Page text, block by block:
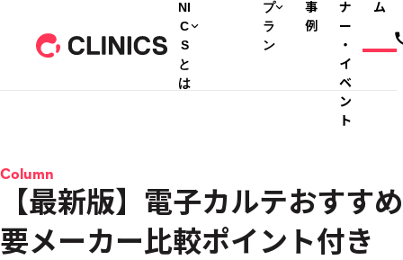
NI
C
S
と
は
プ
ラ
ン
事
例
ナ
ー
・
イ
ベ
ン
ト
ム
Column
【最新版】電子カルテおすす
要メーカー比較ポイント付き